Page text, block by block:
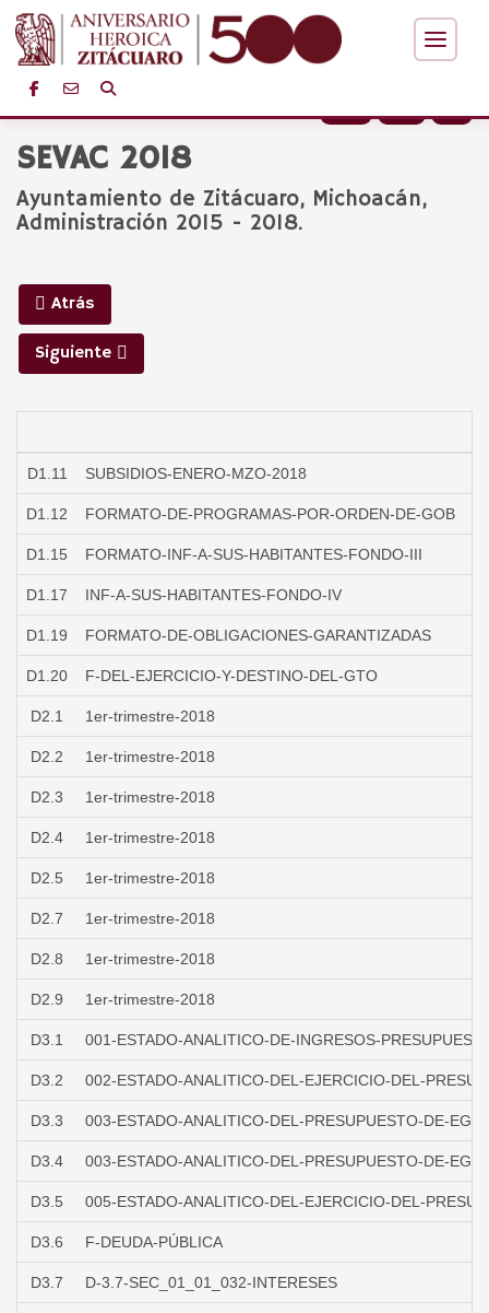
SEVAC 2018
Ayuntamiento de Zitácuaro, Michoacán,
Administración 2015 - 2018.
Atrás
Siguiente
D1.11 SUBSIDIOS-ENERO-MZO-2018
D1.12 FORMATO-DE-PROGRAMAS-POR-ORDEN-DE-GOB
D1.15 FORMATO-INF-A-SUS-HABITANTES-FONDO-III
D1.17 INF-A-SUS-HABITANTES-FONDO-IV
D1.19 FORMATO-DE-OBLIGACIONES-GARANTIZADAS
D1.20 F-DEL-EJERCICIO-Y-DESTINO-DEL-GTO
D2.1 1er-trimestre-2018
D2.2 1er-trimestre-2018
D2.3 1er-trimestre-2018
D2.4 1er-trimestre-2018
D2.5 1er-trimestre-2018
D2.7 1er-trimestre-2018
D2.8 1er-trimestre-2018
D2.9 1er-trimestre-2018
D3.1 001-ESTADO-ANALITICO-DE-INGRESOS-
D3.2 002-ESTADO-ANALITICO-DEL-EJERCICIO-DEL-
D3.3 003-ESTADO-ANALITICO-DEL-PRESUPUESTO-DE-
D3.4 003-ESTADO-ANALITICO-DEL-PRESUPUESTO-DE-
D3.5 005-ESTADO-ANALITICO-DEL-EJERCICIO-DEL-
D3.6 F-DEUDA-PÚBLICA
D3.7 D-3.7-SEC_01_01_032-INTERESES